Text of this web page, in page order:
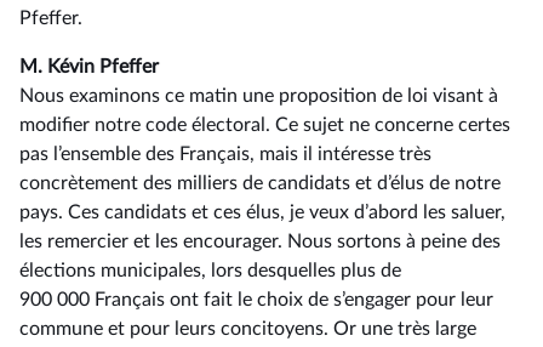
Pfeffer.
M. Kévin Pfeffer
Nous examinons ce matin une proposition de loi visant à
modifier notre code électoral. Ce sujet ne concerne certes
pas l’ensemble des Français, mais il intéresse très
concrètement des milliers de candidats et d’élus de notre
pays. Ces candidats et ces élus, je veux d’abord les saluer,
les remercier et les encourager. Nous sortons à peine des
élections municipales, lors desquelles plus de
900 000 Français ont fait le choix de s’engager pour leur
commune et pour leurs concitoyens. Or une très large